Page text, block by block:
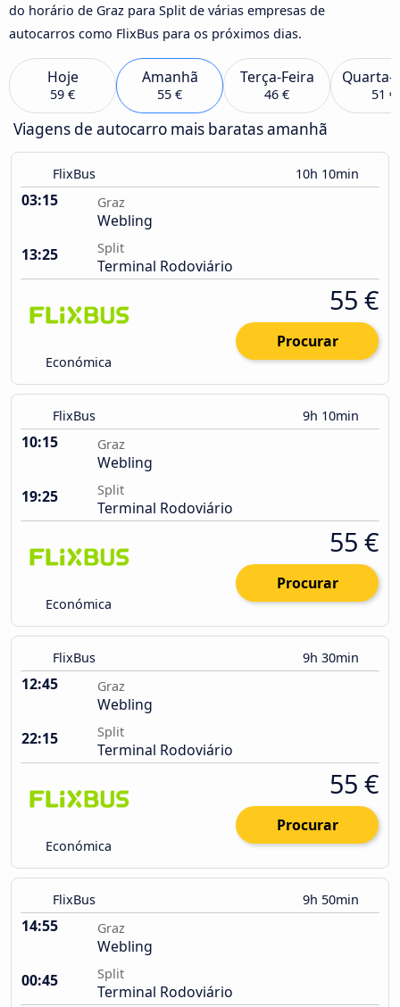
do horário de Graz para Split de várias empresas de
autocarros como FlixBus para os próximos dias.
Hoje
59 €
Amanhã
55 €
Terça-Feira
46 €
Quarta-
51 €
Viagens de autocarro mais baratas amanhã
FlixBus 10h 10min
03:15 Graz
Webling
13:25
Split
Terminal Rodoviário
Económica
55 €
Procurar
FlixBus 9h 10min
10:15 Graz
Webling
19:25
Split
Terminal Rodoviário
Económica
55 €
Procurar
FlixBus 9h 30min
12:45 Graz
Webling
22:15
Split
Terminal Rodoviário
Económica
55 €
Procurar
FlixBus 9h 50min
14:55 Graz
Webling
00:45
Split
Terminal Rodoviário